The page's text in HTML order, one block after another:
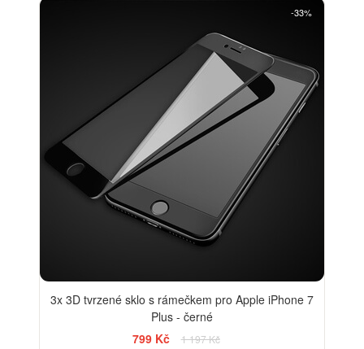
-33%
3x 3D tvrzené sklo s rámečkem pro Apple iPhone 7
Plus - černé
799 Kč
1 197 Kč